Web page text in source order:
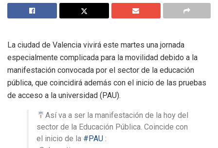
La ciudad de Valencia vivirá este martes una jornada
especialmente complicada para la movilidad debido a la
manifestación convocada por el sector de la educación
pública, que coincidirá además con el inicio de las pruebas
de acceso a la universidad (PAU).
Así va a ser la manifestación de la hoy del
sector de la Educación Pública. Coincide con
el inicio de la #PAU :